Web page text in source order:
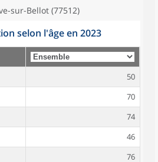
sur-Bellot (77512)
selon l'âge en 2023
50
70
74
46
76